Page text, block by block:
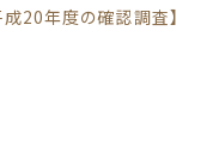
成20年度の確認調査】